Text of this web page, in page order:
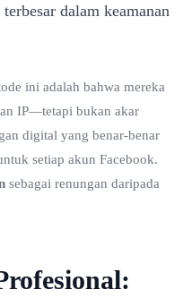
dalam keamanan
ini adalah bahwa mereka
IP—tetapi bukan akar
digital yang benar-benar
setiap akun Facebook.
sebagai renungan daripada